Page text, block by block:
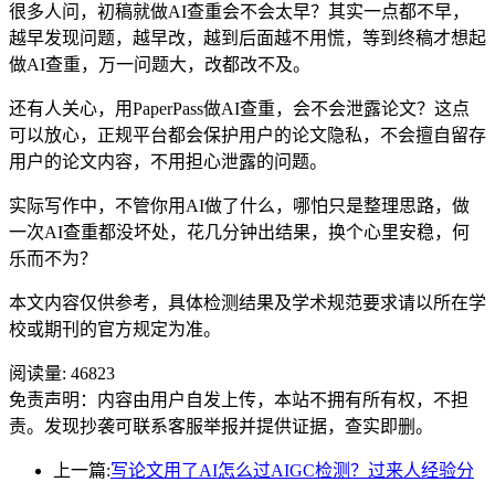
很多人问，初稿就做AI查重会不会太早？其实一点都不早，
越早发现问题，越早改，越到后面越不用慌，等到终稿才想起
做AI查重，万一问题大，改都改不及。
还有人关心，用PaperPass做AI查重，会不会泄露论文？这点
可以放心，正规平台都会保护用户的论文隐私，不会擅自留存
用户的论文内容，不用担心泄露的问题。
实际写作中，不管你用AI做了什么，哪怕只是整理思路，做
一次AI查重都没坏处，花几分钟出结果，换个心里安稳，何
乐而不为？
本文内容仅供参考，具体检测结果及学术规范要求请以所在学
校或期刊的官方规定为准。
阅读量: 46823
免责声明：内容由用户自发上传，本站不拥有所有权，不担
责。发现抄袭可联系客服举报并提供证据，查实即删。
上一篇:写论文用了AI怎么过AIGC检测？过来人经验分